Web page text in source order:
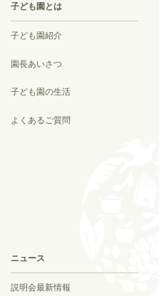
子ども園とは
子ども園紹介
園長あいさつ
子ども園の生活
よくあるご質問
ニュース
説明会最新情報